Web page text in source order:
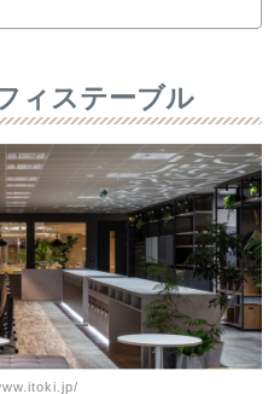
ィステーブル